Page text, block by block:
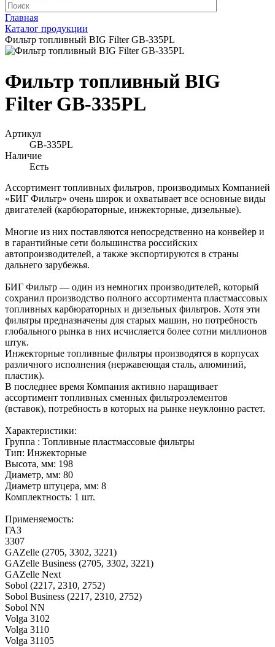
Главная
Каталог продукции
Фильтр топливный BIG Filter GB-335PL
Фильтр топливный BIG
Filter GB-335PL
Артикул
GB-335PL
Наличие
Есть
Ассортимент топливных фильтров, производимых Компанией
«БИГ Фильтр» очень широк и охватывает все основные виды
двигателей (карбюраторные, инжекторные, дизельные).
Многие из них поставляются непосредственно на конвейер и
в гарантийные сети большинства российских
автопроизводителей, а также экспортируются в страны
дальнего зарубежья.
БИГ Фильтр — один из немногих производителей, который
сохранил производство полного ассортимента пластмассовых
топливных карбюраторных и дизельных фильтров. Хотя эти
фильтры предназначены для старых машин, но потребность
глобального рынка в них исчисляется более сотни миллионов
штук.
Инжекторные топливные фильтры производятся в корпусах
различного исполнения (нержавеющая сталь, алюминий,
пластик).
В последнее время Компания активно наращивает
ассортимент топливных сменных фильтроэлементов
(вставок), потребность в которых на рынке неуклонно растет.
Характеристики:
Группа : Топливные пластмассовые фильтры
Тип: Инжекторные
Высота, мм: 198
Диаметр, мм: 80
Диаметр штуцера, мм: 8
Комплектность: 1 шт.
Применяемость:
ГАЗ
3307
GAZelle (2705, 3302, 3221)
GAZelle Business (2705, 3302, 3221)
GAZelle Next
Sobol (2217, 2310, 2752)
Sobol Business (2217, 2310, 2752)
Sobol NN
Volga 3102
Volga 3110
Volga 31105